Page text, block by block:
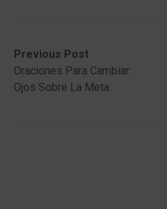
Post
navigation
Previous Post
Previous
post:Oraciones Para Cambiar:
Ojos Sobre La Meta
Next
post: